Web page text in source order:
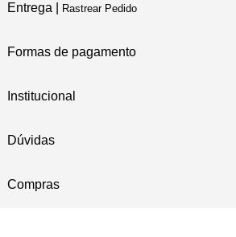
Entrega | Rastrear Pedido
Formas de pagamento
Institucional
Dúvidas
Compras